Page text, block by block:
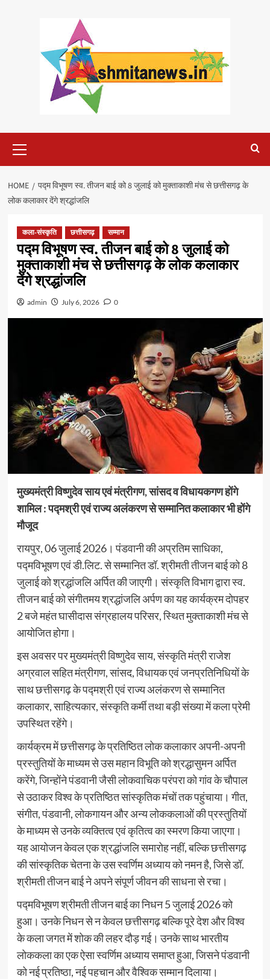
Menu
HOME
पद्म विभूषण स्व. तीजन बाई को 8 जुलाई को मुक्ताकाशी मंच से छत्तीसगढ़ के
लोक कलाकार देंगे श्रद्धांजलि
कला-संस्कृति छत्तीसगढ़ सम्मान
पद्म विभूषण स्व. तीजन बाई को 8 जुलाई को
मुक्ताकाशी मंच से छत्तीसगढ़ के लोक कलाकार
देंगे श्रद्धांजलि
admin July 6, 2026 0
मुख्यमंत्री विष्णुदेव साय एवं मंत्रीगण, सांसद व विधायकगण होंगे
शामिल :पद्मश्री एवं राज्य अलंकरण से सम्मानित कलाकार भी होंगे
मौजूद
रायपुर, 06 जुलाई 2026। पंडवानी की अप्रतिम साधिका,
पद्मविभूषण एवं डी.लिट. से सम्मानित डॉ. श्रीमती तीजन बाई को 8
जुलाई को श्रद्धांजलि अर्पित की जाएगी। संस्कृति विभाग द्वारा स्व.
तीजन बाई को संगीतमय श्रद्धांजलि अर्पण का यह कार्यक्रम दोपहर
2 बजे महंत घासीदास संग्रहालय परिसर, स्थित मुक्ताकाशी मंच से
आयोजित होगा।
इस अवसर पर मुख्यमंत्री विष्णुदेव साय, संस्कृति मंत्री राजेश
अग्रवाल सहित मंत्रीगण, सांसद, विधायक एवं जनप्रतिनिधियों के
साथ छत्तीसगढ़ के पद्मश्री एवं राज्य अलंकरण से सम्मानित
कलाकार, साहित्यकार, संस्कृति कर्मी तथा बड़ी संख्या में कला प्रेमी
उपस्थित रहेंगे।
कार्यक्रम में छत्तीसगढ़ के प्रतिष्ठित लोक कलाकार अपनी-अपनी
प्रस्तुतियों के माध्यम से उस महान विभूति को श्रद्धासुमन अर्पित
करेंगे, जिन्होंने पंडवानी जैसी लोकवाचिक परंपरा को गांव के चौपाल
से उठाकर विश्व के प्रतिष्ठित सांस्कृतिक मंचों तक पहुंचाया। गीत,
संगीत, पंडवानी, लोकगायन और अन्य लोककलाओं की प्रस्तुतियों
के माध्यम से उनके व्यक्तित्व एवं कृतित्व का स्मरण किया जाएगा।
यह आयोजन केवल एक श्रद्धांजलि समारोह नहीं, बल्कि छत्तीसगढ़
की सांस्कृतिक चेतना के उस स्वर्णिम अध्याय को नमन है, जिसे डॉ.
श्रीमती तीजन बाई ने अपने संपूर्ण जीवन की साधना से रचा।
पद्मविभूषण श्रीमती तीजन बाई का निधन 5 जुलाई 2026 को
हुआ। उनके निधन से न केवल छत्तीसगढ़ बल्कि पूरे देश और विश्व
के कला जगत में शोक की लहर दौड़ गई। उनके साथ भारतीय
लोककला का एक ऐसा स्वर्णिम अध्याय समाप्त हुआ, जिसने पंडवानी
को नई प्रतिष्ठा, नई पहचान और वैश्विक सम्मान दिलाया।